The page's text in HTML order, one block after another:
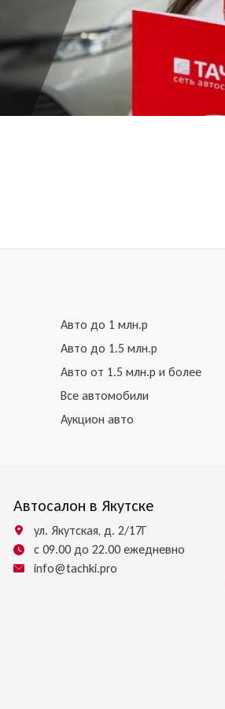
Авто до 1 млн.р
Авто до 1.5 млн.р
Авто от 1.5 млн.р и более
Все автомобили
Аукцион авто
Автосалон в Якутске
ул. Якутская, д. 2/17Г
с 09.00 до 22.00 ежедневно
info@tachki.pro